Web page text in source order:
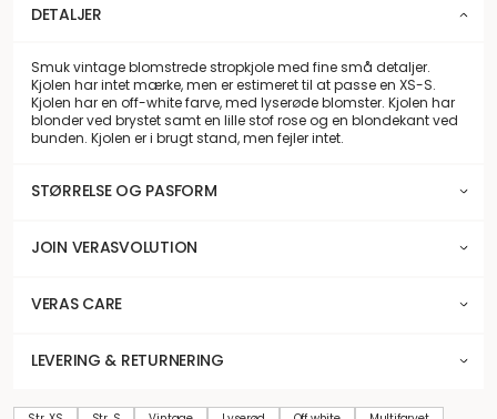
DETALJER
Smuk vintage blomstrede stropkjole med fine små detaljer.
Kjolen har intet mærke, men er estimeret til at passe en XS-S.
Kjolen har en off-white farve, med lyserøde blomster. Kjolen har
blonder ved brystet samt en lille stof rose og en blondekant ved
bunden. Kjolen er i brugt stand, men fejler intet.
STØRRELSE OG PASFORM
JOIN VERASVOLUTION
VERAS CARE
LEVERING & RETURNERING